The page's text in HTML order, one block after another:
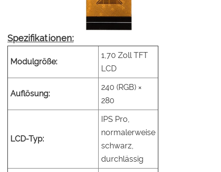
Spezifikationen:
Modulgröße:
1,70 Zoll TFT
LCD
Auflösung:
240 (RGB) ×
280
LCD-Typ:
IPS Pro,
normalerweise
schwarz,
durchlässig